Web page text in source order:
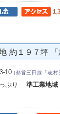
約１９７坪
10 (都営三田線「志
っぷり 準工業地域